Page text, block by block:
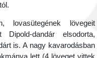
lovasütegének lövegeit
dandár elsodorta,
is. A nagy kavarodásban